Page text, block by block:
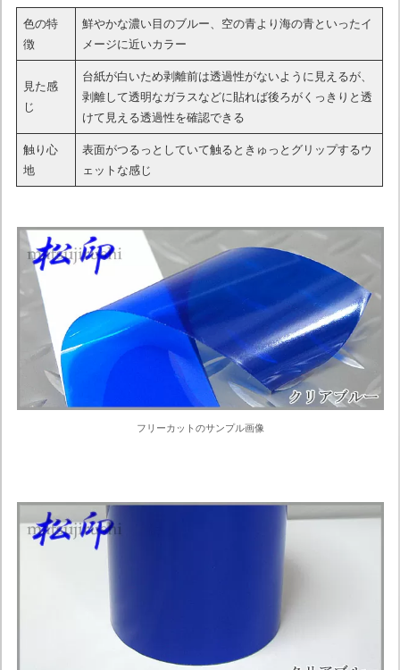
色の特
徴
鮮やかな濃い目のブルー、空の青より海の青といったイ
メージに近いカラー
見た感
じ
台紙が白いため剥離前は透過性がないように見えるが、
剥離して透明なガラスなどに貼れば後ろがくっきりと透
けて見える透過性を確認できる
触り心
地
表面がつるっとしていて触るときゅっとグリップするウ
ェットな感じ
フリーカットのサンプル画像